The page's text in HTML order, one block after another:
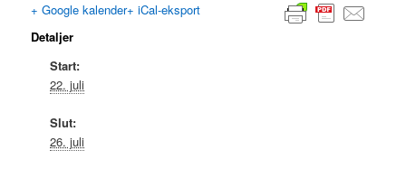
+ Google kalender+ iCal-eksport
Detaljer
Start:
22. juli
Slut:
26. juli